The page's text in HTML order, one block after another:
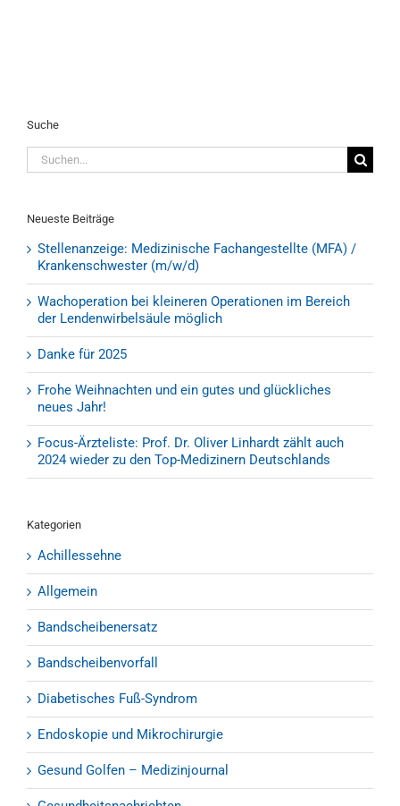
Suche
Suche
nach:
Neueste Beiträge
Stellenanzeige: Medizinische Fachangestellte (MFA) /
Krankenschwester (m/w/d)
Wachoperation bei kleineren Operationen im Bereich
der Lendenwirbelsäule möglich
Danke für 2025
Frohe Weihnachten und ein gutes und glückliches
neues Jahr!
Focus-Ärzteliste: Prof. Dr. Oliver Linhardt zählt auch
2024 wieder zu den Top-Medizinern Deutschlands
Kategorien
Achillessehne
Allgemein
Bandscheibenersatz
Bandscheibenvorfall
Diabetisches Fuß-Syndrom
Endoskopie und Mikrochirurgie
Gesund Golfen – Medizinjournal